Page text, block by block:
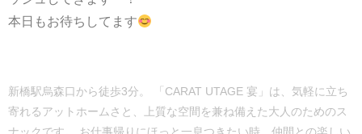
本日もお待ちしてます
新橋駅烏森口から徒歩3分。 「CARAT UTAGE 宴」は、気軽に立ち
寄れるアットホームさと、上質な空間を兼ね備えた大人のためのス